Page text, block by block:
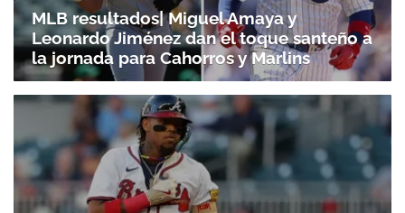
Gracias por suscribirte a nuestro boletín.
ACEPTAR
MLB resultados| Miguel Amaya y
Leonardo Jiménez dan el toque santeño a
la jornada para Cahorros y Marlins